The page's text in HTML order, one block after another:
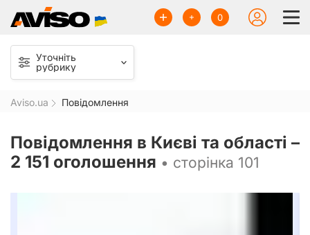
0
Уточніть
рубрику
Aviso.ua Повідомлення
Повідомлення в Києві та області –
2 151 оголошення • сторінка 101